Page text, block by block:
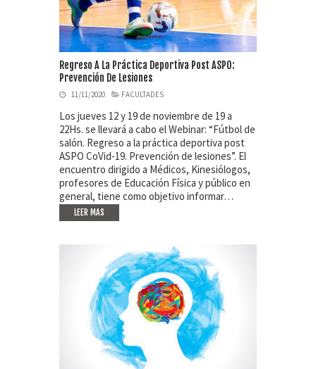
Regreso A La Práctica Deportiva Post ASPO:
Prevención De Lesiones
11/11/2020 FACULTADES
Los jueves 12 y 19 de noviembre de 19 a
22Hs. se llevará a cabo el Webinar: “Fútbol de
salón. Regreso a la práctica deportiva post
ASPO CoVid-19. Prevención de lesiones”. El
encuentro dirigido a Médicos, Kinesiólogos,
profesores de Educación Física y público en
general, tiene como objetivo informar…
LEER MAS